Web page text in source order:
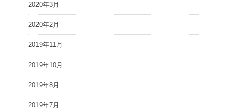
2020年3月
2020年2月
2019年11月
2019年10月
2019年8月
2019年7月